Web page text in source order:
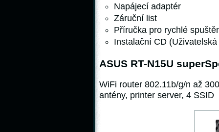
Napájecí adaptér
Záruční list
Příručka pro rychlé
Instalační CD
ASUS RT-N15U
WiFi router 802.11b/g/n až
antény, printer server, 4 SSID